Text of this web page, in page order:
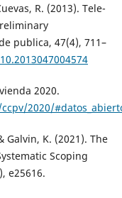
R. (2013). Tele-
publica, 47(4), 711–
2020.
2020/
Galvin, K. (2021). The
Scoping
e25616.